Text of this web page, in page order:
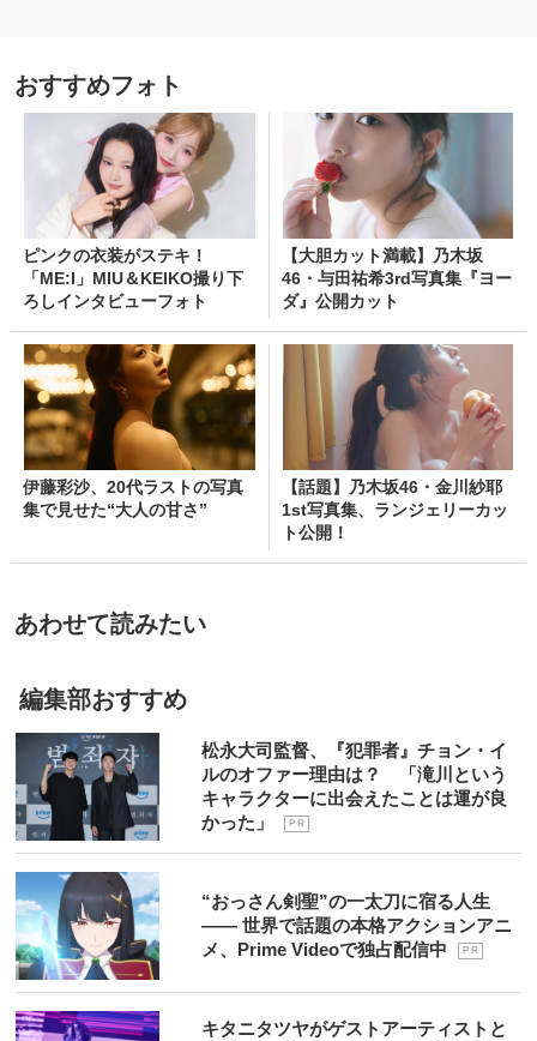
おすすめフォト
ピンクの衣装がステキ！
「ME:I」MIU＆KEIKO撮り下
ろしインタビューフォト
【大胆カット満載】乃木坂
46・与田祐希3rd写真集『ヨー
ダ』公開カット
伊藤彩沙、20代ラストの写真
集で見せた“大人の甘さ”
【話題】乃木坂46・金川紗耶
1st写真集、ランジェリーカッ
ト公開！
あわせて読みたい
編集部おすすめ
松永大司監督、『犯罪者』チョン・イ
ルのオファー理由は？ 「滝川という
キャラクターに出会えたことは運が良
かった」
P R
“おっさん剣聖”の一太刀に宿る人生
―― 世界で話題の本格アクションアニ
メ、Prime Videoで独占配信中
P R
キタニタツヤがゲストアーティストと